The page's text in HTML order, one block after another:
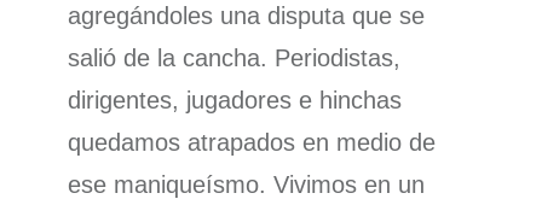
agregándoles una disputa que se
salió de la cancha. Periodistas,
dirigentes, jugadores e hinchas
quedamos atrapados en medio de
ese maniqueísmo. Vivimos en un